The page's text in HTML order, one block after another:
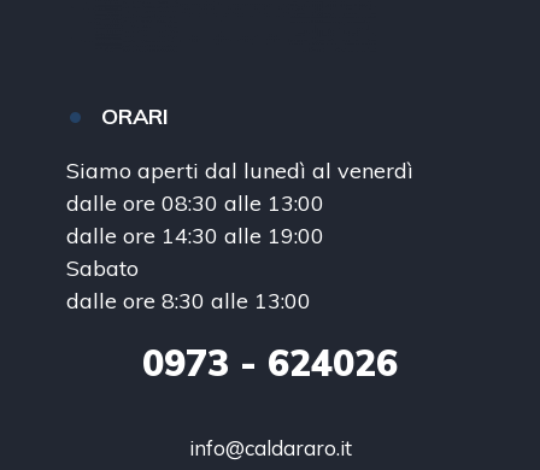
ORARI
Siamo aperti dal lunedì al venerdì
dalle ore 08:30 alle 13:00
dalle ore 14:30 alle 19:00
Sabato
dalle ore 8:30 alle 13:00
0973 - 624026
info@caldararo.it